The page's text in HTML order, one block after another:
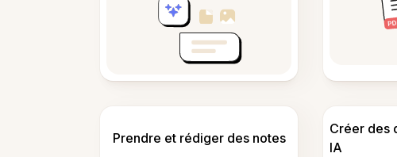
Prendre et rédiger des notes
Créer des
IA